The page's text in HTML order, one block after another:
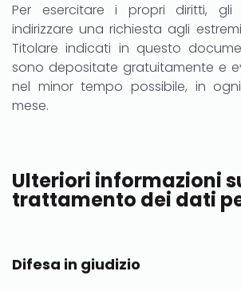
Per esercitare i propri diritti, gli
indirizzare una richiesta agli
Titolare indicati in questo
sono depositate gratuitamente e
nel minor tempo possibile, in
mese.
Ulteriori informazioni
trattamento dei dati
Difesa in giudizio